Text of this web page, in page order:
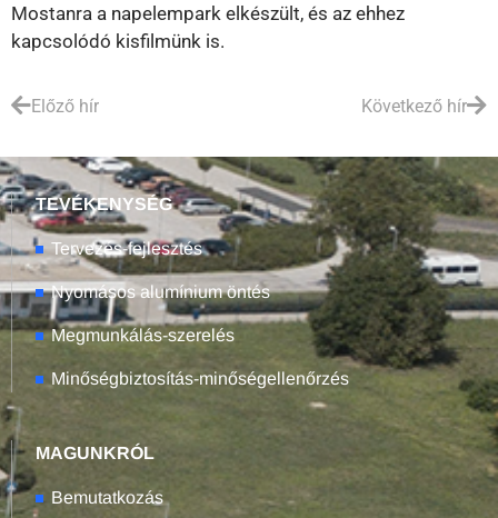
Mostanra a napelempark elkészült, és az ehhez
kapcsolódó kisfilmünk is.
Előző hír Következő hír
TEVÉKENYSÉG
Tervezés-fejlesztés
Nyomásos alumínium öntés
Megmunkálás-szerelés
Minőségbiztosítás-minőségellenőrzés
MAGUNKRÓL
Bemutatkozás